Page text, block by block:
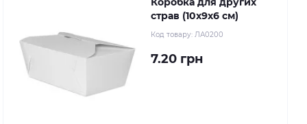
страв (10х9х6 см)
Код товару: ЛА0200
7.20 грн